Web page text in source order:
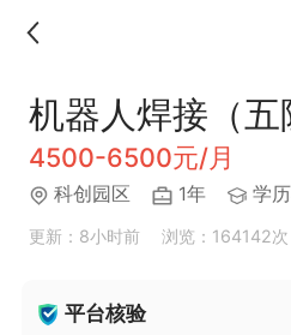
机器人焊接（五
4500-6500元/月
科创园区 1年 学
更新：8小时前 浏览：164142次
平台核验